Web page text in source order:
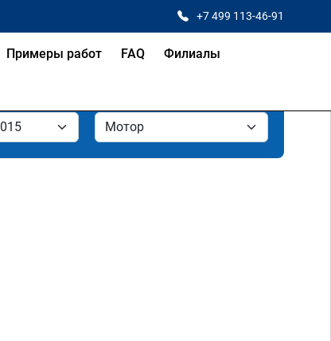
+7 499 113-46-91
Примеры работ FAQ Филиалы